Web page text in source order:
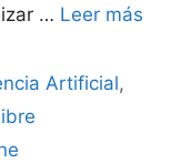
… Leer más
Artificial,